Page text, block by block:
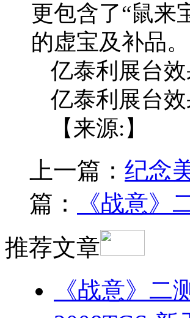
更包含了“鼠来
的虚宝及补品。
亿泰利展台效
亿泰利展台效
【来源:】
上一篇： 纪念
篇：
《战意》
推荐文章
《战意》